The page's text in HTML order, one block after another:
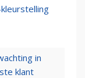
in
klant